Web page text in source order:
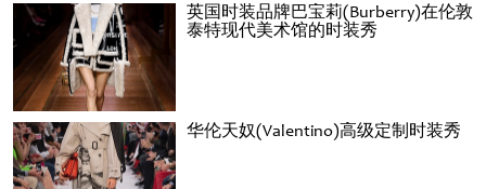
英国时装品牌巴宝莉(Burberry)在伦敦
泰特现代美术馆的时装秀
华伦天奴(Valentino)高级定制时装秀